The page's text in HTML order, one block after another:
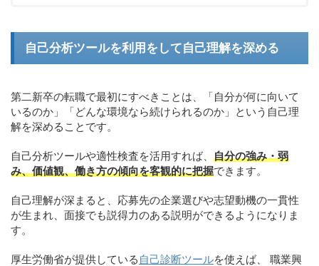
自己分析ツールを利用をして自己理解を深める
第二新卒の転職で最初にすべきことは、「自分が何に向いて
いるのか」「どんな環境なら続けられるのか」という自己理
解を深めることです。
自己分析ツールや適性検査を活用すれば、 自分の強み・弱
み、価値観、働き方の傾向を客観的に把握できます。
自己理解が深まると、応募先の企業選びや志望動機の一貫性
が生まれ、面接でも説得力のある説明ができるようになりま
す。
厚生労働省が提供している 自己診断ツールを使えば、 職業興